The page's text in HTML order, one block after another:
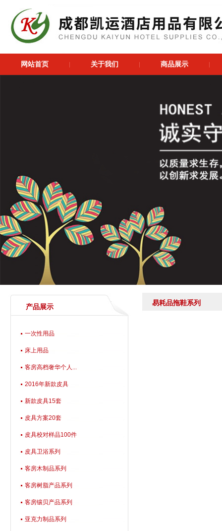
网站首页 关于我们 商品展示
产品展示
一次性用品
床上用品
客房高档奢华个人...
2016年新款皮具
新款皮具15套
皮具方案20套
皮具校对样品100件
皮具卫浴系列
客房木制品系列
客房树脂产品系列
客房镶贝产品系列
亚克力制品系列
易耗品拖鞋系列